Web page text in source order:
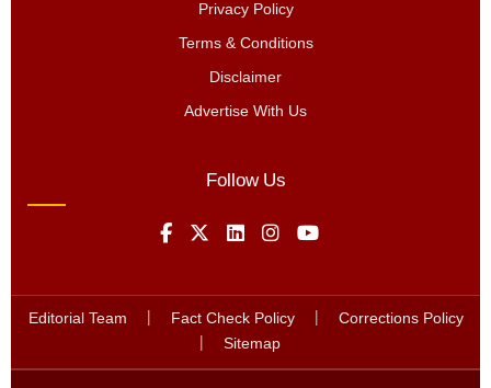
Privacy Policy
Terms & Conditions
Disclaimer
Advertise With Us
Follow Us
Editorial Team Fact Check Policy
Corrections Policy
Sitemap